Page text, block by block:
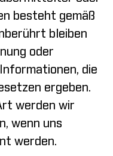
besteht gemäß
bleiben
oder
die
ergeben.
werden wir
wenn uns
werden.